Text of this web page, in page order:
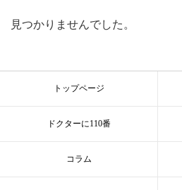
見つかりませんでした。
トップページ
ドクターに110番
コラム